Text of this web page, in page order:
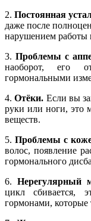
2. Постоянная
даже после
нарушением
3.Проблемы с
наоборот, его
гормональными
4.Отёки. Если вы
руки или ноги, это
веществ.
5. Проблемы с
волос, появление
гормонального
6.Нерегулярный
цикл сбивается,
гормонами, которые